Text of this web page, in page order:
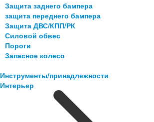
Защита заднего бампера
защита переднего бампера
Защита ДВС/КПП/РК
Силовой обвес
Пороги
Запасное колесо
Инструменты/принадлежности
Интерьер